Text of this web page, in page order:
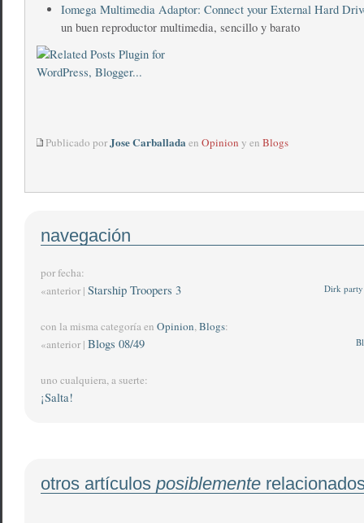
Iomega Multimedia Adaptor: Connect your External Hard
un buen reproductor multimedia, sencillo y barato
Publicado porJose Carballadaen Opinion y en Blogs
navegación
por fecha:
Dirk party
«anterior | Starship Troopers 3
con la misma categoría en Opinion,Blogs:
«anterior | Blogs 08/49
uno cualquiera, a suerte:
¡Salta!
otros artículos posiblemente